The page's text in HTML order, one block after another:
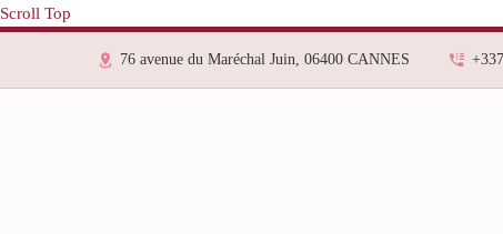
Scroll Top
76 avenue du Maréchal Juin, 06400 CANNES